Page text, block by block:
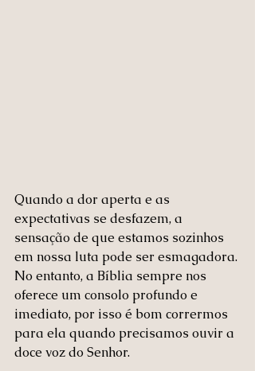
Quando a dor aperta e as
expectativas se desfazem, a
sensação de que estamos sozinhos
em nossa luta pode ser esmagadora.
No entanto, a Bíblia sempre nos
oferece um consolo profundo e
imediato, por isso é bom corrermos
para ela quando precisamos ouvir a
doce voz do Senhor.